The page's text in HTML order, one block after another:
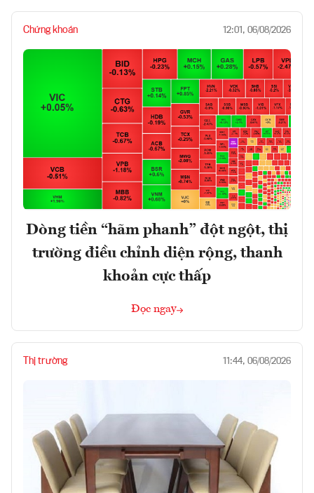
Chứng khoán 12:01, 06/08/2026
Dòng tiền “hãm phanh” đột ngột, thị
trường điều chỉnh diện rộng, thanh
khoản cực thấp
Đọc ngay
Thị trường 11:44, 06/08/2026